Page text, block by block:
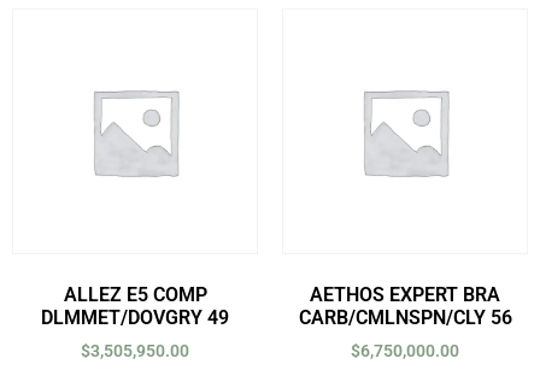
ALLEZ E5 COMP
DLMMET/DOVGRY 49
$3,505,950.00
AETHOS EXPERT BRA
CARB/CMLNSPN/CLY 56
$6,750,000.00